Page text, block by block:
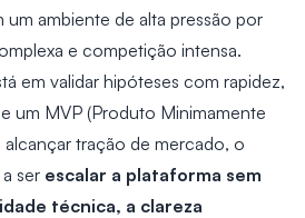
ambiente de alta pressão por
e competição intensa.
em validar hipóteses com rapidez,
um MVP (Produto Minimamente
tração de mercado, o
ser escalar a plataforma sem
técnica, a clareza